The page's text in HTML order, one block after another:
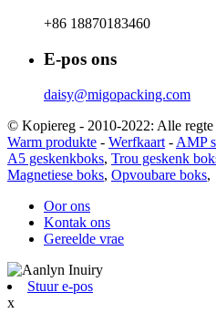
+86 18870183460
E-pos ons
daisy@migopacking.com
© Kopiereg - 2010-2022: Alle regte
Warm produkte - Werfkaart - AMP
A5 geskenkboks, Trou geskenk
Magnetiese boks, Opvoubare boks,
Oor ons
Kontak ons
Gereelde vrae
Stuur e-pos
x